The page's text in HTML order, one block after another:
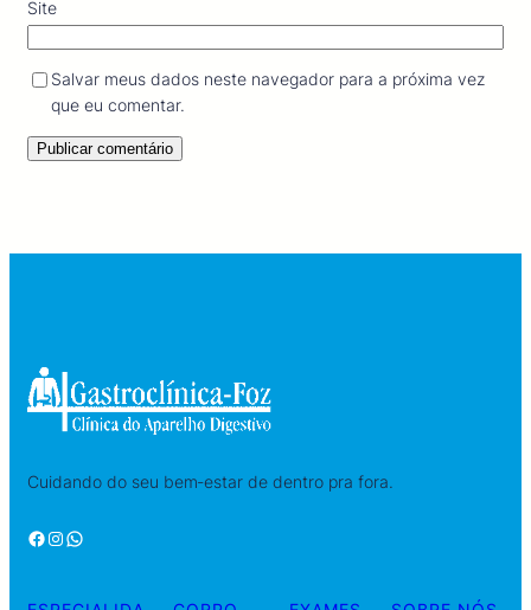
Site
Salvar meus dados neste navegador para a próxima vez
que eu comentar.
Cuidando do seu bem‑estar de dentro pra fora.
Facebook Instagram WhatsApp